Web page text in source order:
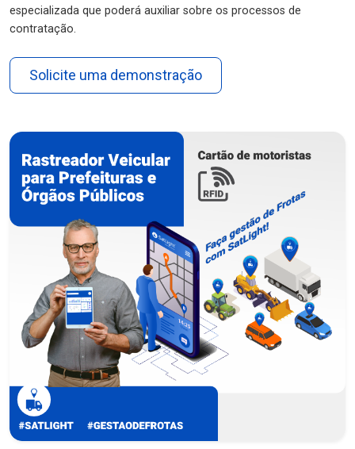
especializada que poderá auxiliar sobre os processos de
contratação.
Solicite uma demonstração